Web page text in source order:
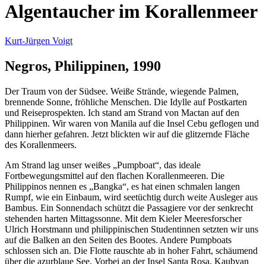
Algentaucher im Korallenmeer
Kurt-Jürgen Voigt
Negros, Philippinen, 1990
Der Traum von der Südsee. Weiße Strände, wiegende Palmen,
brennende Sonne, fröhliche Menschen. Die Idylle auf Postkarten
und Reiseprospekten. Ich stand am Strand von Mactan auf den
Philippinen. Wir waren von Manila auf die Insel Cebu geflogen und
dann hierher gefahren. Jetzt blickten wir auf die glitzernde Fläche
des Korallenmeers.
Am Strand lag unser weißes
Pumpboat , das ideale
Fortbewegungsmittel auf den flachen Korallenmeeren. Die
Philippinos nennen es
Bangka , es hat einen schmalen langen
Rumpf, wie ein Einbaum, wird seetüchtig durch weite Ausleger aus
Bambus. Ein Sonnendach schützt die Passagiere vor der senkrecht
stehenden harten Mittagssonne. Mit dem Kieler Meeresforscher
Ulrich Horstmann und philippinischen Studentinnen setzten wir uns
auf die Balken an den Seiten des Bootes. Andere Pumpboats
schlossen sich an. Die Flotte rauschte ab in hoher Fahrt, schäumend
über die azurblaue See. Vorbei an der Insel Santa Rosa, Kaubyan